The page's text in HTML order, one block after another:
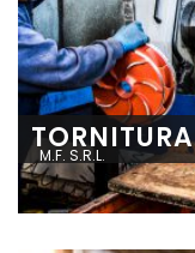
TORNITURA
M.F. S.R.L.